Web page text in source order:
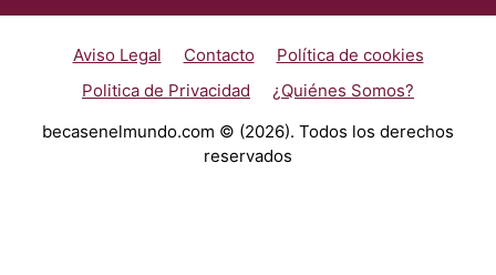
Aviso Legal Contacto
Política de cookies
Politica de Privacidad
¿Quiénes Somos?
becasenelmundo.com © (2026). Todos los derechos
reservados